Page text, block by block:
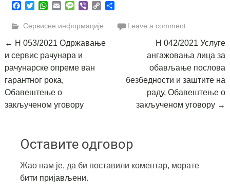
Facebook
TwitterWhatsApp
EmailMessage
ViberCopy
Сервисне информације Leave a comment
Post
navigation
← Н 053/2021 Одржавање
и сервис рачунара и
рачунарске опреме ван
гарантног рока,
Обавештење о
закљученом уговору
Н 042/2021 Услуге
ангажовања лица за
обављање послова
безбедности и заштите на
раду, Обавештење о
закљученом уговору →
Оставите одговор
Жао нам је, да би поставили коментар, морате
бити пријављени.